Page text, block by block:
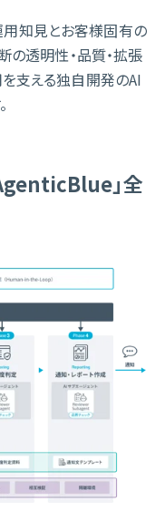
用知見とお客様固有の
の透明性・品質・拡張
支える独自開発のAI
」全